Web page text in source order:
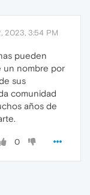
2023, 3:54 PM
pueden
un nombre por
sus
comunidad
años de
0